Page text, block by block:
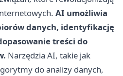
AI umożliwia
danych, identyfikację
treści do
Narzędzia AI, takie jak
do analizy danych,